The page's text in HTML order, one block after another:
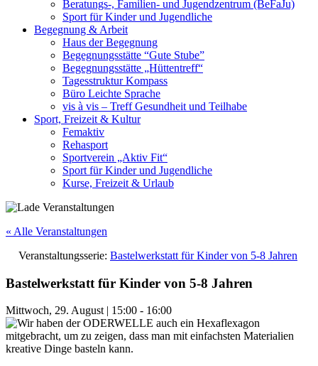
Beratungs-, Familien- und Jugendzentrum (BeFaJu)
Sport für Kinder und Jugendliche
Begegnung & Arbeit
Haus der Begegnung
Begegnungsstätte “Gute Stube”
Begegnungsstätte „Hüttentreff“
Tagesstruktur Kompass
Büro Leichte Sprache
vis à vis – Treff Gesundheit und Teilhabe
Sport, Freizeit & Kultur
Femaktiv
Rehasport
Sportverein „Aktiv Fit“
Sport für Kinder und Jugendliche
Kurse, Freizeit & Urlaub
« Alle Veranstaltungen
Veranstaltungsserie: Bastelwerkstatt für Kinder von 5-8 Jahren
Bastelwerkstatt für Kinder von 5-8 Jahren
Mittwoch, 29. August | 15:00 - 16:00